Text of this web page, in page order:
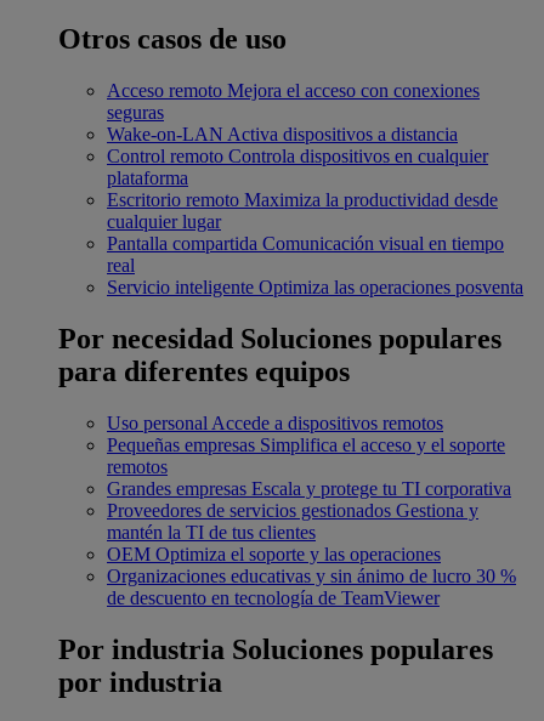
Otros casos de uso
Acceso remoto Mejora el acceso con conexiones
seguras
Wake-on-LAN Activa dispositivos a distancia
Control remoto Controla dispositivos en cualquier
plataforma
Escritorio remoto Maximiza la productividad desde
cualquier lugar
Pantalla compartida Comunicación visual en tiempo
real
Servicio inteligente Optimiza las operaciones posventa
Por necesidad Soluciones populares
para diferentes equipos
Uso personal Accede a dispositivos remotos
Pequeñas empresas Simplifica el acceso y el soporte
remotos
Grandes empresas Escala y protege tu TI corporativa
Proveedores de servicios gestionados Gestiona y
mantén la TI de tus clientes
OEM Optimiza el soporte y las operaciones
Organizaciones educativas y sin ánimo de lucro 30 %
de descuento en tecnología de TeamViewer
Por industria Soluciones populares
por industria